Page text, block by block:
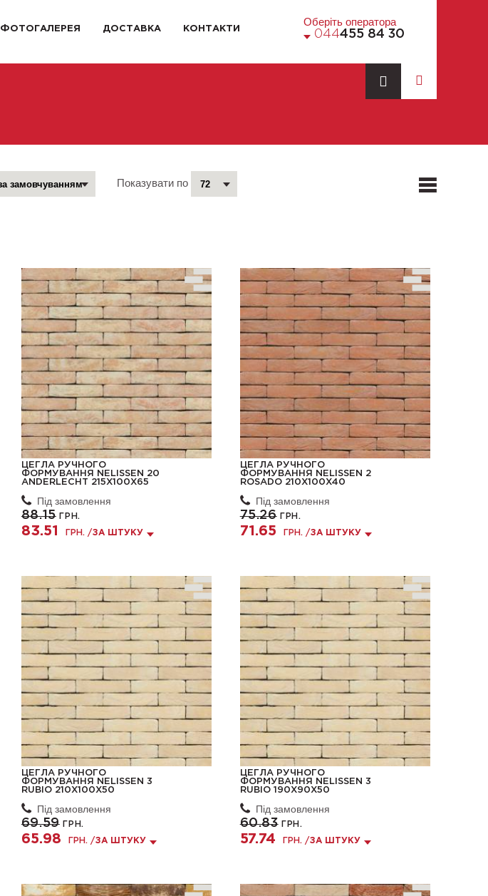
ФОТОГАЛЕРЕЯ ДОСТАВКА КОНТАКТИ
Оберіть оператора
044455 84 30
Показувати по
ЦЕГЛА РУЧНОГО
ФОРМУВАННЯ NELISSEN 20
ANDERLECHT 215X100X65
Під замовлення
88.15ГРН.
83.51 ГРН. /ЗА ШТУКУ
ЦЕГЛА РУЧНОГО
ФОРМУВАННЯ NELISSEN 2
ROSADO 210X100X40
Під замовлення
75.26ГРН.
71.65 ГРН. /ЗА ШТУКУ
ЦЕГЛА РУЧНОГО
ФОРМУВАННЯ NELISSEN 3
RUBIO 210X100X50
Під замовлення
69.59ГРН.
65.98 ГРН. /ЗА ШТУКУ
ЦЕГЛА РУЧНОГО
ФОРМУВАННЯ NELISSEN 3
RUBIO 190X90X50
Під замовлення
60.83ГРН.
57.74 ГРН. /ЗА ШТУКУ